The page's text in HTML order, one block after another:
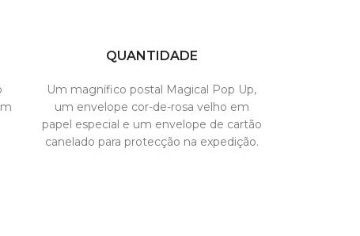
QUANTIDADE
Um magnífico postal Magical Pop Up,
um envelope cor-de-rosa velho em
papel especial e um envelope de cartão
canelado para protecção na expedição.